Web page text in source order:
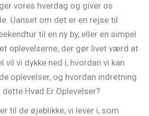
vores hverdag og giver os
Uanset om det er en rejse til
til en ny by, eller en simpel
oplevelserne, der gør livet værd at
vil vi dykke ned i, hvordan vi kan
oplevelser, og hvordan indretning
Er Oplevelser?
til de øjeblikke, vi lever i, som